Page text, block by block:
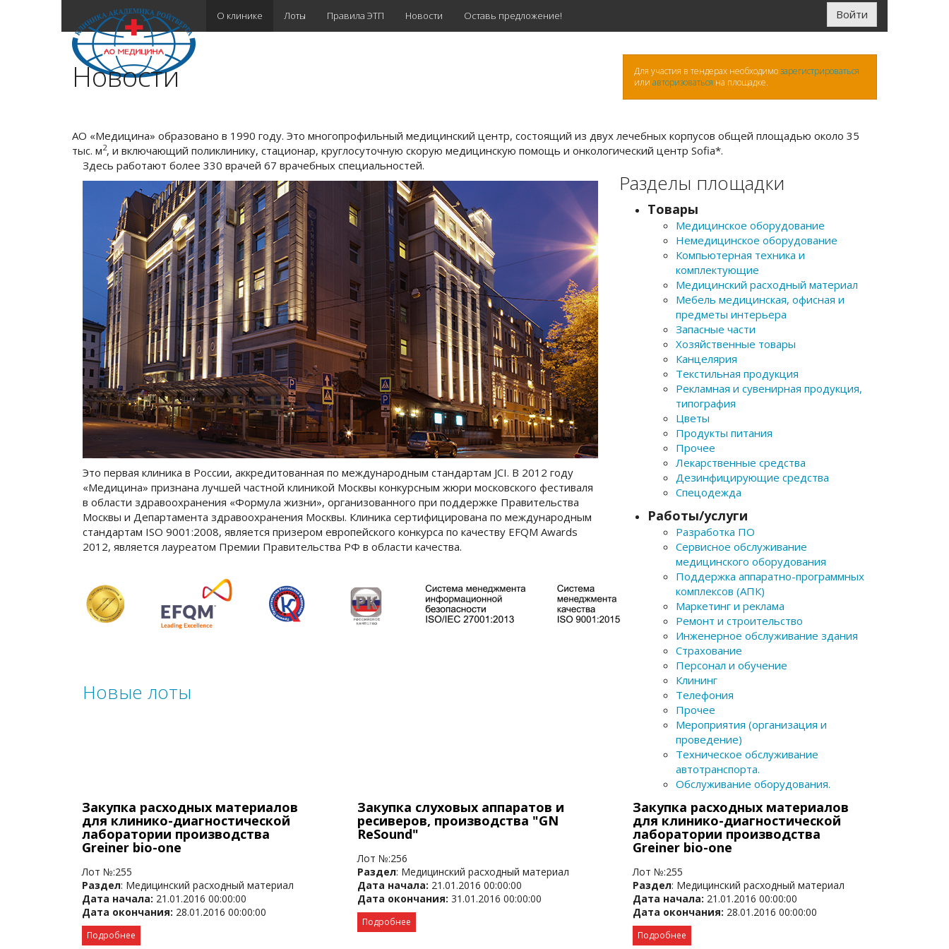
О клинике Лоты Правила ЭТП Новости Оставь предложение! Войти
Новости Для участия в тендерах необходимозарегистрироваться
или авторизоваться на площадке.
АО «Медицина» образовано в 1990 году. Это многопрофильный медицинский центр, состоящий из двух лечебных корпусов общей площадью около 35
тыс. м2, и включающий поликлинику, стационар, круглосуточную скорую медицинскую помощь и онкологический центр Sofia*.
Здесь работают более 330 врачей 67 врачебных специальностей.
Это первая клиника в России, аккредитованная по международным стандартам JCI. В 2012 году
«Медицина» признана лучшей частной клиникой Москвы конкурсным жюри московского фестиваля
в области здравоохранения «Формула жизни», организованного при поддержке Правительства
Москвы и Департамента здравоохранения Москвы. Клиника сертифицирована по международным
стандартам ISO 9001:2008, является призером европейского конкурса по качеству EFQM Awards
2012, является лауреатом Премии Правительства РФ в области качества.
Новые лоты
Разделы площадки
Товары
Медицинское оборудование
Немедицинское оборудование
Компьютерная техника и
комплектующие
Медицинский расходный материал
Мебель медицинская, офисная и
предметы интерьера
Запасные части
Хозяйственные товары
Канцелярия
Текстильная продукция
Рекламная и сувенирная продукция,
типография
Цветы
Продукты питания
Прочее
Лекарственные средства
Дезинфицирующие средства
Спецодежда
Работы/услуги
Разработка ПО
Сервисное обслуживание
медицинского оборудования
Поддержка аппаратно-программных
комплексов (АПК)
Маркетинг и реклама
Ремонт и строительство
Инженерное обслуживание здания
Страхование
Персонал и обучение
Клининг
Телефония
Прочее
Мероприятия (организация и
проведение)
Техническое обслуживание
автотранспорта.
Обслуживание оборудования.
Закупка расходных материалов
для клинико-диагностической
лаборатории производства
Greiner bio-one
Лот №:255
Раздел: Медицинский расходный материал
Дата начала: 21.01.2016 00:00:00
Дата окончания: 28.01.2016 00:00:00
Подробнее
Закупка слуховых аппаратов и
ресиверов, производства "GN
ReSound"
Лот №:256
Раздел: Медицинский расходный материал
Дата начала: 21.01.2016 00:00:00
Дата окончания: 31.01.2016 00:00:00
Подробнее
Закупка расходных материалов
для клинико-диагностической
лаборатории производства
Greiner bio-one
Лот №:255
Раздел: Медицинский расходный материал
Дата начала: 21.01.2016 00:00:00
Дата окончания: 28.01.2016 00:00:00
Подробнее